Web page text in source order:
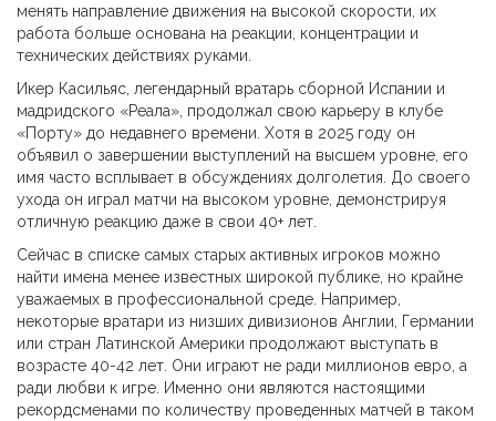
менять направление движения на высокой скорости, их
работа больше основана на реакции, концентрации и
технических действиях руками.
Икер Касильяс , легендарный вратарь сборной Испании и
мадридского «Реала», продолжал свою карьеру в клубе
«Порту» до недавнего времени. Хотя в 2025 году он
объявил о завершении выступлений на высшем уровне, его
имя часто всплывает в обсуждениях долголетия. До своего
ухода он играл матчи на высоком уровне, демонстрируя
отличную реакцию даже в свои 40+ лет.
Сейчас в списке самых старых активных игроков можно
найти имена менее известных широкой публике, но крайне
уважаемых в профессиональной среде. Например,
некоторые вратари из низших дивизионов Англии, Германии
или стран Латинской Америки продолжают выступать в
возрасте 40-42 лет. Они играют не ради миллионов евро, а
ради любви к игре. Именно они являются настоящими
рекордсменами по количеству проведенных матчей в таком